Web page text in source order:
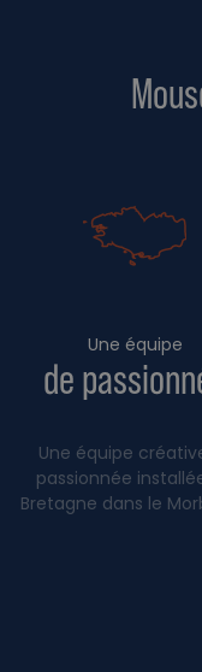
Une équipe
de
Une équipe
passionnée
Bretagne dans le